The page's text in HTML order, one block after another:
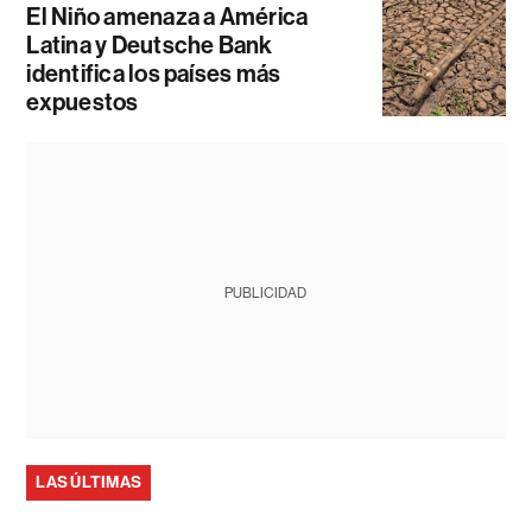
El Niño amenaza a América
Latina y Deutsche Bank
identifica los países más
expuestos
PUBLICIDAD
LAS ÚLTIMAS